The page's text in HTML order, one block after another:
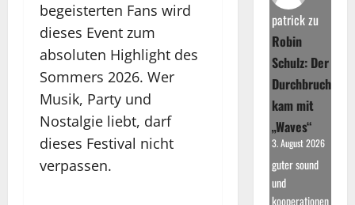
begeisterten Fans wird
dieses Event zum
absoluten Highlight des
Sommers 2026. Wer
Musik, Party und
Nostalgie liebt, darf
dieses Festival nicht
verpassen.
patrickzu
Robin
Schulz: Der
Durchbruch
kam mit
„Waves“
3. August 2026
guter sound
und
kooperationen